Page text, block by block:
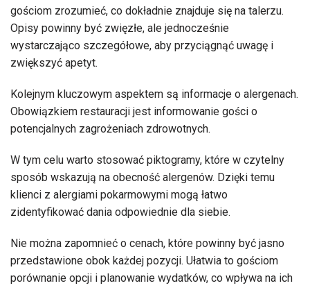
gościom zrozumieć, co dokładnie znajduje się na talerzu.
Opisy powinny być zwięzłe, ale jednocześnie
wystarczająco szczegółowe, aby przyciągnąć uwagę i
zwiększyć apetyt.
Kolejnym kluczowym aspektem są informacje o alergenach.
Obowiązkiem restauracji jest informowanie gości o
potencjalnych zagrożeniach zdrowotnych.
W tym celu warto stosować piktogramy, które w czytelny
sposób wskazują na obecność alergenów. Dzięki temu
klienci z alergiami pokarmowymi mogą łatwo
zidentyfikować dania odpowiednie dla siebie.
Nie można zapomnieć o cenach, które powinny być jasno
przedstawione obok każdej pozycji. Ułatwia to gościom
porównanie opcji i planowanie wydatków, co wpływa na ich